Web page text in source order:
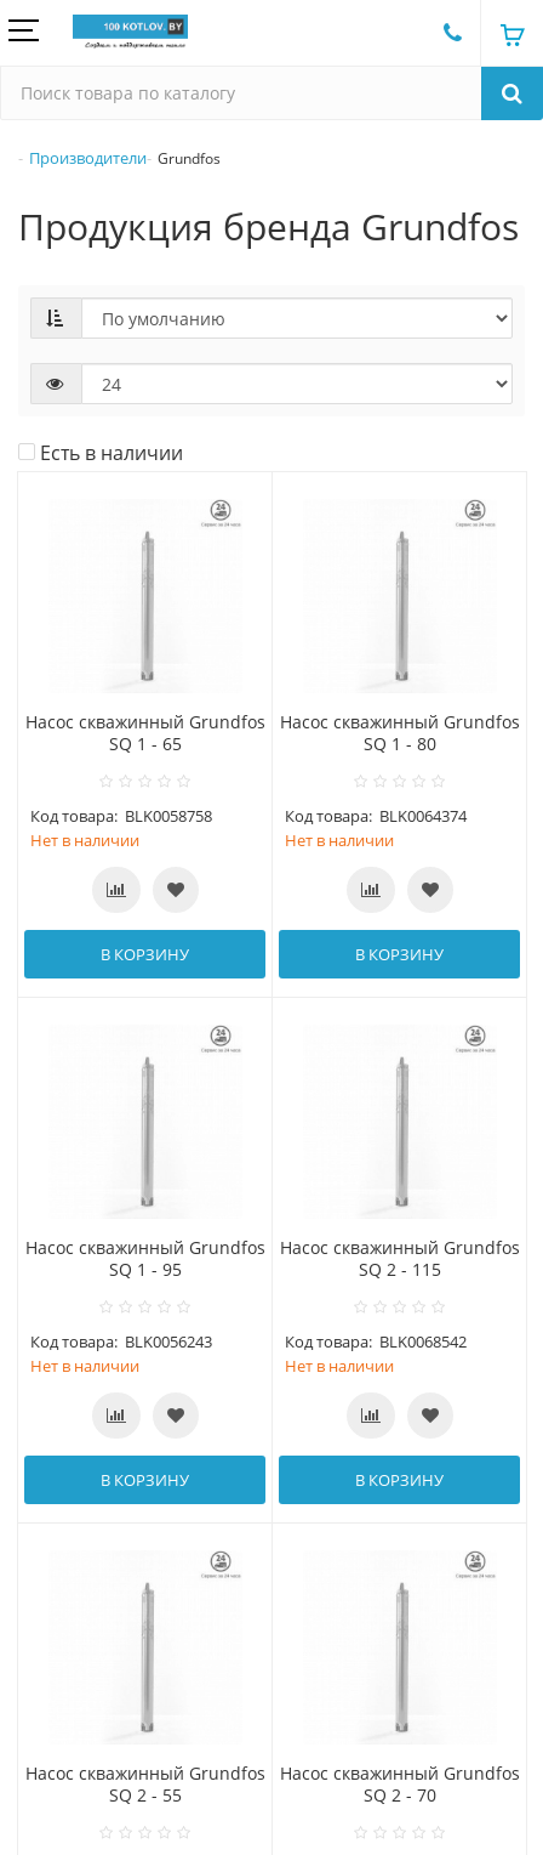
Производители Grundfos
Продукция бренда Grundfos
Есть в наличии
Насос скважинный Grundfos
SQ 1 - 65
Код товара: BLK0058758
Нет в наличии
В КОРЗИНУ
Насос скважинный Grundfos
SQ 1 - 80
Код товара: BLK0064374
Нет в наличии
В КОРЗИНУ
Насос скважинный Grundfos
SQ 1 - 95
Код товара: BLK0056243
Нет в наличии
В КОРЗИНУ
Насос скважинный Grundfos
SQ 2 - 115
Код товара: BLK0068542
Нет в наличии
В КОРЗИНУ
Насос скважинный Grundfos
SQ 2 - 55
Насос скважинный Grundfos
SQ 2 - 70